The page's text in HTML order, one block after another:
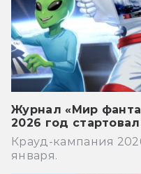
Журнал «Мир
2026 год
Крауд-кампания
января.